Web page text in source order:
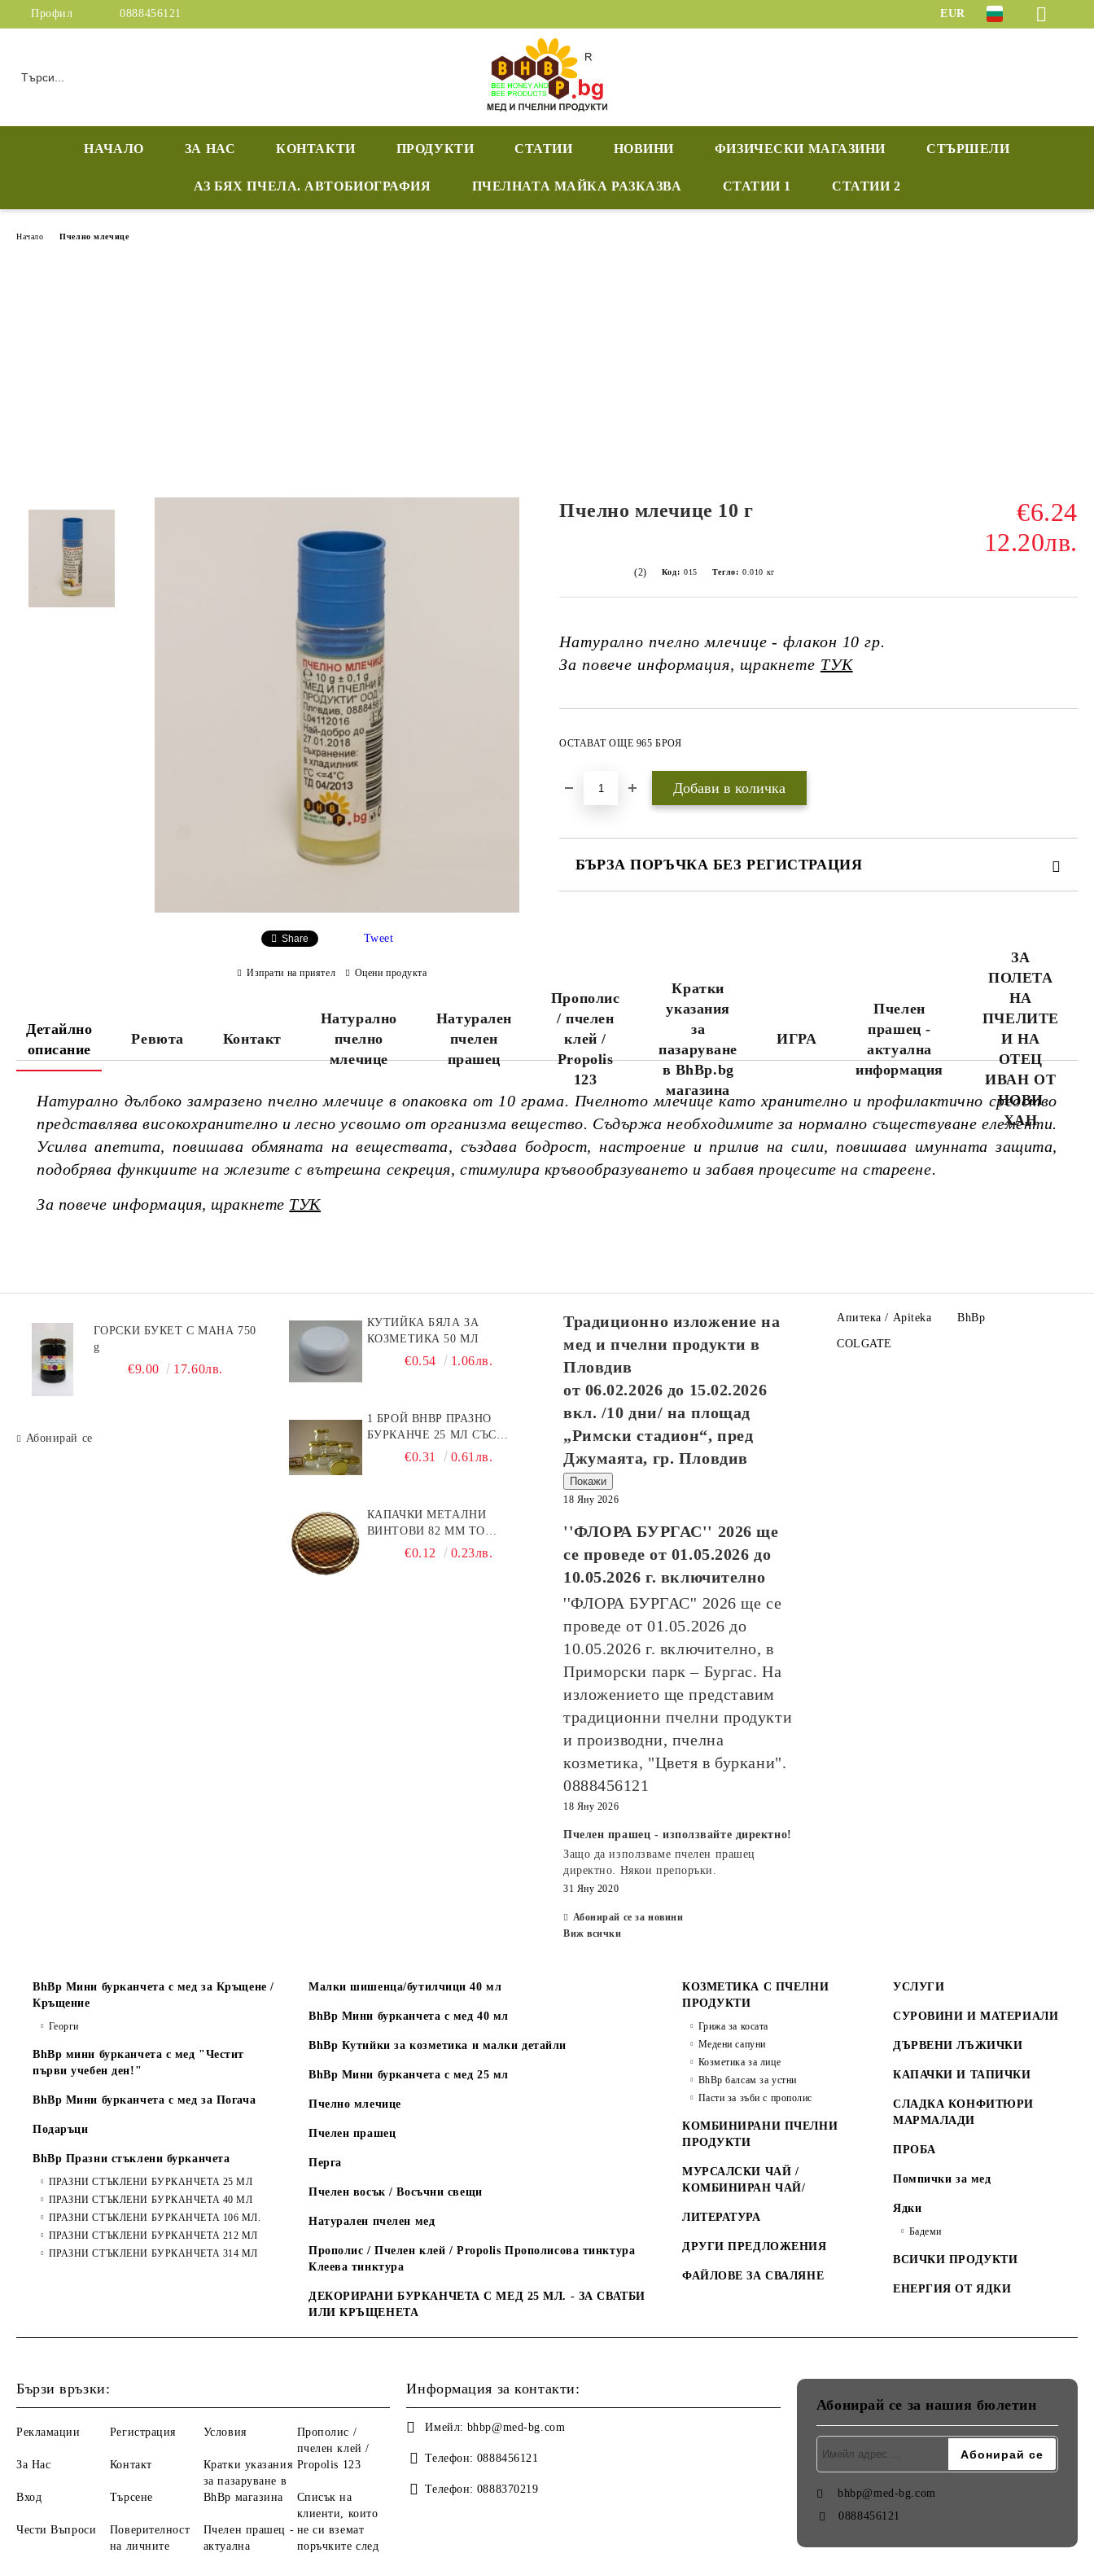
Профил 0888456121 EUR
НАЧАЛО ЗА НАС КОНТАКТИ ПРОДУКТИ СТАТИИ НОВИНИ ФИЗИЧЕСКИ МАГАЗИНИ СТЪРШЕЛИ
АЗ БЯХ ПЧЕЛА. АВТОБИОГРАФИЯ ПЧЕЛНАТА МАЙКА РАЗКАЗВА СТАТИИ 1 СТАТИИ 2
Начало Пчелно млечице
Пчелно млечице 10 г
€6.24
12.20лв.
(2) Код: 015 Тегло: 0.010 кг
Натурално пчелно млечице - флакон 10 гр.
За повече информация, щракнете ТУК
ОСТАВАТ ОЩЕ 965 БРОЯ
БЪРЗА ПОРЪЧКА БЕЗ РЕГИСТРАЦИЯ
Ние ще се свържем с вас до
няколко дни за да финализираме
поръчката.
Ако желаете поръчката Ви да
пристигне максимално бързо,
моля обадете се на 0888456121
или 0888323134.
Стандартните поръчки се
изпълняват в рамките на 10
Посететe новия ни сайт
поръчвате повече
малко пари.
Share Tweet
Изпрати на приятел Оцени продукта
Детайлно
описание
Ревюта Контакт
Натурално
пчелно
млечице
Натурален
пчелен
прашец
Прополис
/ пчелен
клей /
Propolis
123
Кратки
указания
за
пазаруване
в BhBp.bg
магазина
ИГРА
Пчелен
прашец -
актуална
информация
ЗА
ПОЛЕТА
НА
ПЧЕЛИТЕ
И НА
ОТЕЦ
ИВАН ОТ
НОВИ
ХАН
Натурално дълбоко замразено пчелно млечице в опаковка от 10 грама. Пчелното млечице като хранително и профилактично средство
представлява високохранително и лесно усвоимо от организма вещество. Съдържа необходимите за нормално съществуване елементи.
Усилва апетита, повишава обмяната на веществата, създава бодрост, настроение и прилив на сили, повишава имунната защита,
подобрява функциите на жлезите с вътрешна секреция, стимулира кръвообразуването и забавя процесите на стареене.
За повече информация, щракнете ТУК
ГОРСКИ БУКЕТ С МАНА 750
g
€9.00 17.60лв.
Абонирай се
КУТИЙКА БЯЛА ЗА
КОЗМЕТИКА 50 МЛ
€0.54 1.06лв.
1 БРОЙ BHBP ПРАЗНО
БУРКАНЧЕ 25 МЛ СЪС
ЗЛАТИСТА КАПАЧКА
€0.31 0.61лв.
КАПАЧКИ МЕТАЛНИ
ВИНТОВИ 82 ММ ТО
ПЧЕЛНА ПИТА
€0.12 0.23лв.
Традиционно изложение на
мед и пчелни продукти в
Пловдив
от 06.02.2026 до 15.02.2026
вкл. /10 дни/ на площад
„Римски стадион“, пред
Джумаята, гр. Пловдив
Покажи
18 Яну 2026
''ФЛОРА БУРГАС'' 2026ще
се проведе от 01.05.2026 до
10.05.2026 г. включително
''ФЛОРА БУРГАС'' 2026ще се
проведе от01.05.2026 до
10.05.2026 г. включително, в
Приморски парк – Бургас. На
изложението ще представим
традиционни пчелни продукти
и производни, пчелна
козметика, "Цветя в буркани".
0888456121
18 Яну 2026
Пчелен прашец - използвайте директно!
Защо да използваме пчелен прашец
директно. Някои препоръки.
31 Яну 2020
Абонирай се за новини
Виж всички
Апитека / Apiteka BhBp
COLGATE
BhBp Мини бурканчета с мед за Кръщене /
Кръщение
Георги
BhBp мини бурканчета с мед "Честит
първи учебен ден!"
BhBp Мини бурканчета с мед за Погача
Подаръци
BhBp Празни стъклени бурканчета
ПРАЗНИ СТЪКЛЕНИ БУРКАНЧЕТА 25 МЛ
ПРАЗНИ СТЪКЛЕНИ БУРКАНЧЕТА 40 МЛ
ПРАЗНИ СТЪКЛЕНИ БУРКАНЧЕТА 106 МЛ.
ПРАЗНИ СТЪКЛЕНИ БУРКАНЧЕТА 212 МЛ
ПРАЗНИ СТЪКЛЕНИ БУРКАНЧЕТА 314 МЛ
Малки шишенца/бутилчици 40 мл
BhBp Мини бурканчета с мед 40 мл
BhBp Кутийки за козметика и малки детайли
BhBp Мини бурканчета с мед 25 мл
Пчелно млечице
Пчелен прашец
Перга
Пчелен восък / Восъчни свещи
Натурален пчелен мед
Прополис / Пчелен клей / Propolis Прополисова тинктура
Клеева тинктура
ДЕКОРИРАНИ БУРКАНЧЕТА С МЕД 25 МЛ. - ЗА СВАТБИ
ИЛИ КРЪЩЕНЕТА
КОЗМЕТИКА С ПЧЕЛНИ
ПРОДУКТИ
Грижа за косата
Медени сапуни
Козметика за лице
BhBp балсам за устни
Пасти за зъби с прополис
КОМБИНИРАНИ ПЧЕЛНИ
ПРОДУКТИ
МУРСАЛСКИ ЧАЙ /
КОМБИНИРАН ЧАЙ/
ЛИТЕРАТУРА
ДРУГИ ПРЕДЛОЖЕНИЯ
ФАЙЛОВЕ ЗА СВАЛЯНЕ
УСЛУГИ
СУРОВИНИ И МАТЕРИАЛИ
ДЪРВЕНИ ЛЪЖИЧКИ
КАПАЧКИ И ТАПИЧКИ
СЛАДКА КОНФИТЮРИ
МАРМАЛАДИ
ПРОБА
Помпички за мед
Ядки
Бадеми
ВСИЧКИ ПРОДУКТИ
ЕНЕРГИЯ ОТ ЯДКИ
Бързи връзки:
Рекламации
За Нас
Вход
Чести Въпроси
Регистрация
Контакт
Търсене
Поверителност
на личните
Условия
Кратки указания
за пазаруване в
BhBp магазина
Пчелен прашец -
актуална
Прополис /
пчелен клей /
Propolis 123
Списък на
клиенти, които
не си вземат
поръчките след
Информация за контакти:
Имейл: bhbp@med-bg.com
Телефон: 0888456121
Телефон: 0888370219
Абонирай се за нашия бюлетин
bhbp@med-bg.com
0888456121